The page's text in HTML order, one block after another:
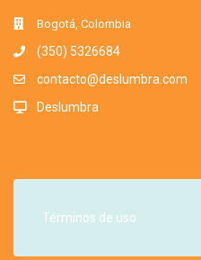
Bogotá, Colombia
(350) 5326684
contacto@deslumbra.com
Deslumbra
Términos de uso